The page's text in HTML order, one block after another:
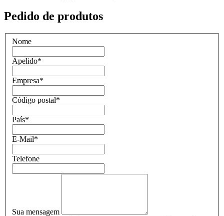
Pedido de produtos
Nome
Apelido*
Empresa*
Código postal*
País*
E-Mail*
Telefone
Sua mensagem